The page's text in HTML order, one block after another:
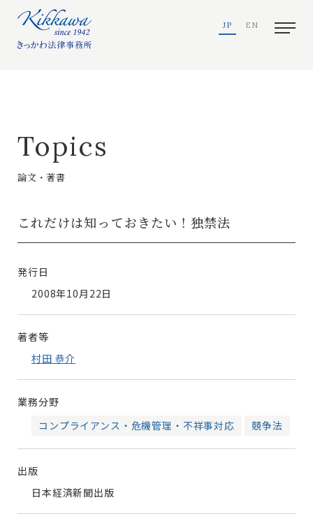
JP EN
Topics
論文・著書
これだけは知っておきたい！独禁法
発行日
2008年10月22日
著者等
村田 恭介
業務分野
コンプライアンス・危機管理・不祥事対応
競争法
出版
日本経済新聞出版